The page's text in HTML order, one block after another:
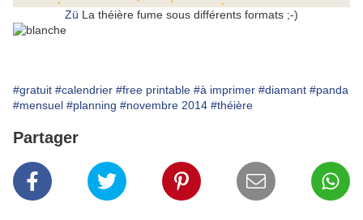
Zü La théière fume sous différents formats ;-)
#gratuit #calendrier #free printable #à imprimer #diamant #panda
#mensuel #planning #novembre 2014 #théière
Partager